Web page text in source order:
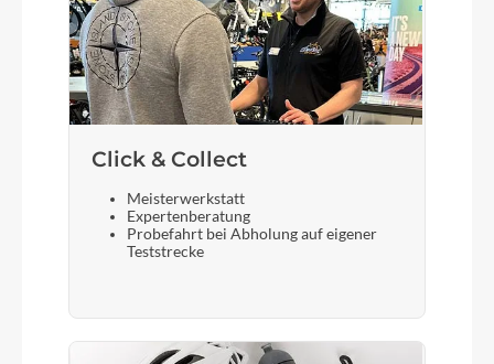
Click & Collect
Meisterwerkstatt
Expertenberatung
Probefahrt bei Abholung auf eigener
Teststrecke